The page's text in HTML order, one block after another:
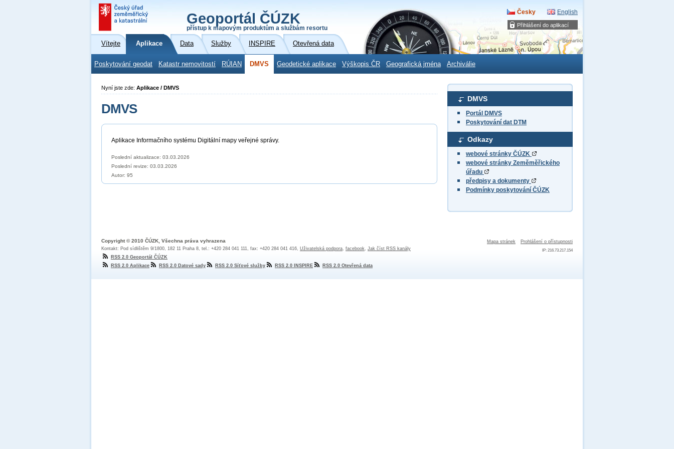
Přihlášení do aplikací
Geoportál ČÚZK
přístup k mapovým produktům a službám resortu
Česky English
Vítejte Aplikace Data Služby INSPIRE Otevřená data
Poskytování geodat Katastr nemovitostí RÚIAN DMVS Geodetické aplikace Výškopis ČR Geografická jména Archiválie
DMVS
Portál DMVS
Poskytování dat DTM
Odkazy
webové stránky ČÚZK
webové stránky Zeměměřického
úřadu
předpisy a dokumenty
Podmínky poskytování ČÚZK
Nyní jste zde: Aplikace / DMVS
DMVS
Aplikace Informačního systému Digitální mapy veřejné správy.
Poslední aktualizace: 03.03.2026
Poslední revize: 03.03.2026
Autor: 95
Mapa stránek Prohlášení o přístupnosti
IP: 216.73.217.154
Copyright © 2010 ČÚZK, Všechna práva vyhrazena
Kontakt: Pod sídlištěm 9/1800, 182 11 Praha 8, tel.: +420 284 041 111, fax: +420 284 041 416, Uživatelská podpora, facebook, Jak číst RSS kanály
RSS 2.0 Geoportál ČÚZK
RSS 2.0 Aplikace
RSS 2.0 Datové sady RSS 2.0 Síťové služby RSS 2.0 INSPIRE RSS 2.0 Otevřená data